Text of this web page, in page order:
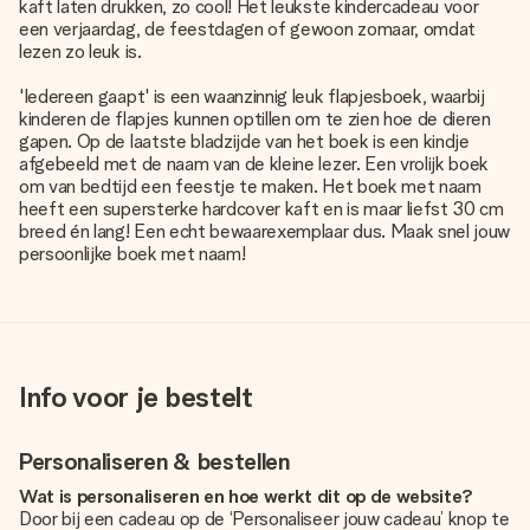
kaft laten drukken, zo cool! Het leukste kindercadeau voor
een verjaardag, de feestdagen of gewoon zomaar, omdat
lezen zo leuk is.
'Iedereen gaapt' is een waanzinnig leuk flapjesboek, waarbij
kinderen de flapjes kunnen optillen om te zien hoe de dieren
gapen. Op de laatste bladzijde van het boek is een kindje
afgebeeld met de naam van de kleine lezer. Een vrolijk boek
om van bedtijd een feestje te maken. Het boek met naam
heeft een supersterke hardcover kaft en is maar liefst 30 cm
breed én lang! Een echt bewaarexemplaar dus. Maak snel jouw
persoonlijke boek met naam!
Info voor je bestelt
Personaliseren & bestellen
Wat is personaliseren en hoe werkt dit op de website?
Door bij een cadeau op de ‘Personaliseer jouw cadeau’ knop te